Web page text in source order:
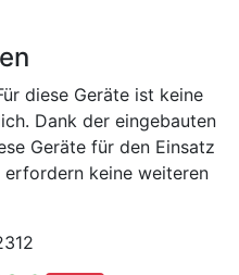
diese Geräte ist keine
Dank der eingebauten
Geräte für den Einsatz
erfordern keine weiteren